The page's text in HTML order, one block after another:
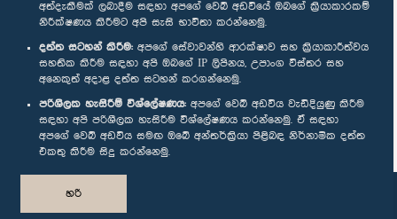
අත්දැකීමක් ලබාදීම සඳහා අපගේ වෙබ් අඩවියේ ඔබගේ ක්‍රියාකාරකම්
නිරීක්ෂණය කිරීමට අපි සැසි භාවිතා කරන්නෙමු.
දත්ත සටහන් කිරීම: අපගේ සේවාවන්හි ආරක්ෂාව සහ ක්‍රියාකාරීත්වය
සහතික කිරීම සඳහා අපි ඔබගේ IP ලිපිනය, උපාංග විස්තර සහ
අනෙකුත් අදාළ දත්ත සටහන් කරගන්නෙමු.
පරිශීලක හැසිරීම් විශ්ලේෂණය: අපගේ වෙබ් අඩවිය වැඩිදියුණු කිරීම
සඳහා අපි පරිශීලක හැසිරීම විශ්ලේෂණය කරන්නෙමු. ඒ සඳහා
අපගේ වෙබ් අඩවිය සමඟ ඔබේ අන්තර්ක්‍රියා පිළිබඳ නිර්නාමික දත්ත
එකතු කිරීම සිදු කරන්නෙමු.
හරි
අප හා සම්බන්ධ වී සිටින්න :
සම්මාන
පෞද්ගලිකත්ව ප්‍රතිපත්තිය